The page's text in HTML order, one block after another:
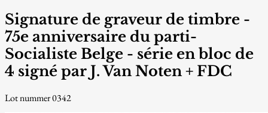
Signature de graveur de timbre -
75e anniversaire du parti-
Socialiste Belge - série en bloc de
4 signé par J. Van Noten + FDC
Lot nummer 0342